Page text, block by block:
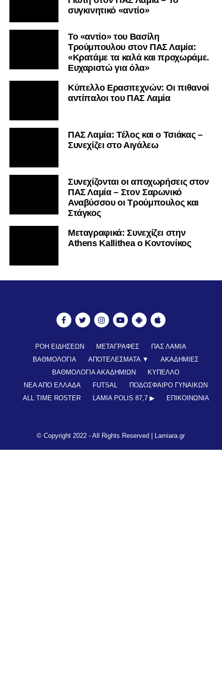
συγκινητικό «αντίο»
Το «αντίο» του Βασίλη
Τρούμπουλου στον ΠΑΣ Λαμία:
«Κρατάμε τα καλά και προχωράμε.
Ευχαριστώ για όλα»
Κύπελλο Ερασιτεχνών: Οι πιθανοί
αντίπαλοι του ΠΑΣ Λαμία
ΠΑΣ Λαμία: Τέλος και ο Τσιάκας –
Συνεχίζει στο Αιγάλεω
Συνεχίζονται οι αποχωρήσεις στον
ΠΑΣ Λαμία – Στον Σαρωνικό
Αναβύσσου οι Τρούμπουλος και
Στάγκος
Mεταγραφικά: Συνεχίζει στην
Athens Kallithea ο Κοντονίκος
ΡΟΗ ΕΙΔΗΣΕΩΝ ΜΕΤΑΓΡΑΦΕΣ
ΠΑΣ ΛΑΜΙΑ
ΒΑΘΜΟΛΟΓΙΑ
ΑΠΟΤΕΛΕΣΜΑΤΑ ▼
ΑΚΑΔΗΜΙΕΣ
ΒΑΘΜΟΛΟΓΙΑ ΑΚΑΔΗΜΙΩΝ
ΚΥΠΕΛΛΟ
ΝΕΑ ΑΠΟ ΕΛΛΑΔΑ
FUTSAL
ΠΟΔΟΣΦΑΙΡΟ ΓΥΝΑΙΚΩΝ
ALL TIME ROSTER
LAMIA POLIS 87,7 ▶︎ ΕΠΙΚΟΙΝΩΝΊΑ
© Copyright 2022 - All Rights Reserved | Lamiara.gr